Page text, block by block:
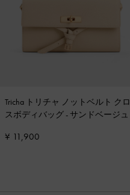
Tricha トリチャ ノットベルト クロ
スボディバッグ -サンドベージュ
¥ 11,900